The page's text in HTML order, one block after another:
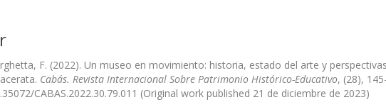
F. (2022). Un museo en movimiento: historia, estado del arte y
Cabás. Revista Internacional Sobre Patrimonio Histórico-Educativo, (28),
CABAS.2022.30.79.011 (Original work published 21 de diciembre de 2023)